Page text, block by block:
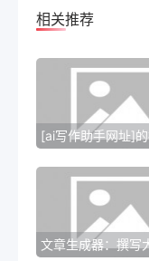
相关推荐